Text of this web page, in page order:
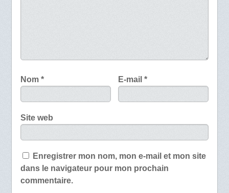
Nom * E-mail*
Site web
Enregistrer mon nom, mon e-mail et mon site
dans le navigateur pour mon prochain
commentaire.